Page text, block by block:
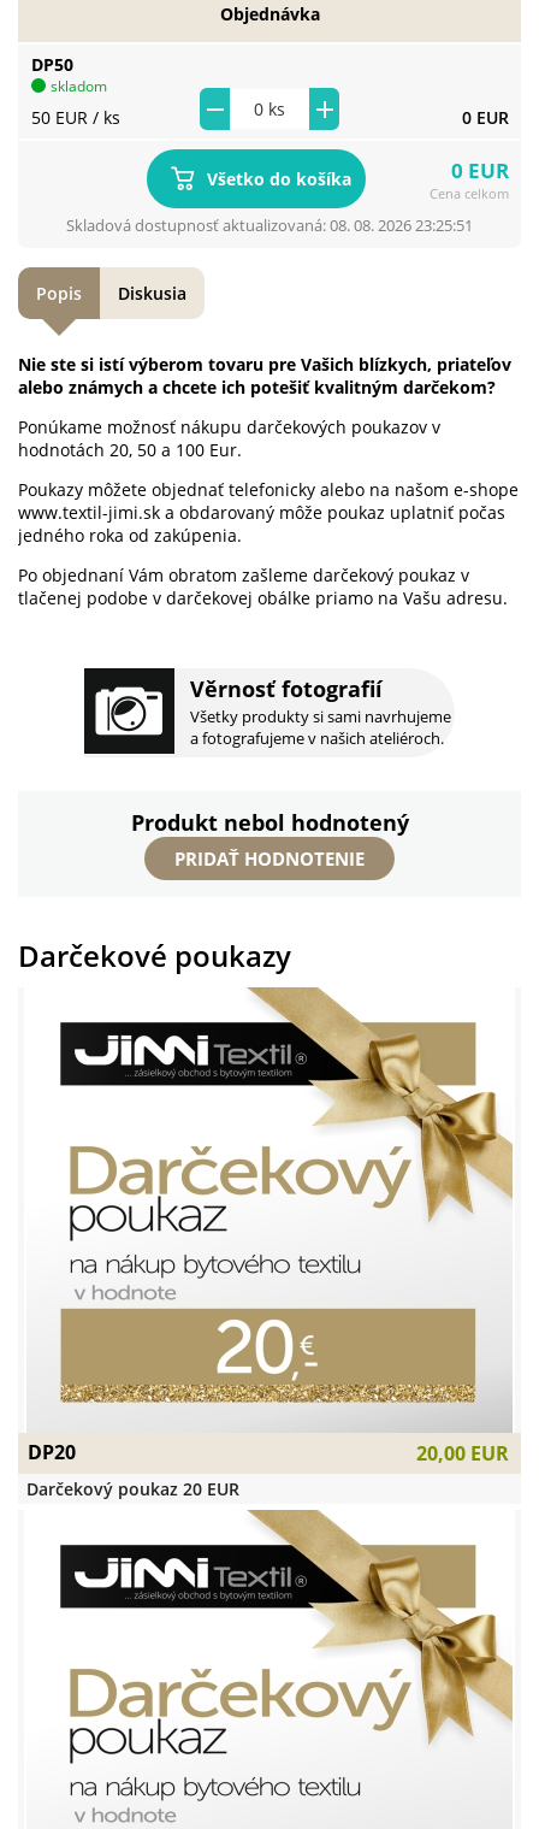
DP50
50 EUR / ks 0 EUR
skladom
Objednávka
Všetko do košíka 0 EUR
Cena celkom
Skladová dostupnosť aktualizovaná: 08. 08. 2026 23:25:51
Věrnosť fotografií
Všetky produkty si sami navrhujeme
a fotografujeme v našich ateliéroch.
Nie ste si istí výberom tovaru pre Vašich blízkych, priateľov
alebo známych a chcete ich potešiť kvalitným darčekom?
Ponúkame možnosť nákupu darčekových poukazov v
hodnotách 20, 50 a 100 Eur.
Poukazy môžete objednať telefonicky alebo na našom e-shope
www.textil-jimi.sk a obdarovaný môže poukaz uplatniť počas
jedného roka od zakúpenia.
Po objednaní Vám obratom zašleme darčekový poukaz v
tlačenej podobe v darčekovej obálke priamo na Vašu adresu.
Popis Diskusia
Produkt nebol hodnotený
PRIDAŤ HODNOTENIE
DP20 20,00 EUR
Darčekový poukaz 20 EUR
Darčekové poukazy